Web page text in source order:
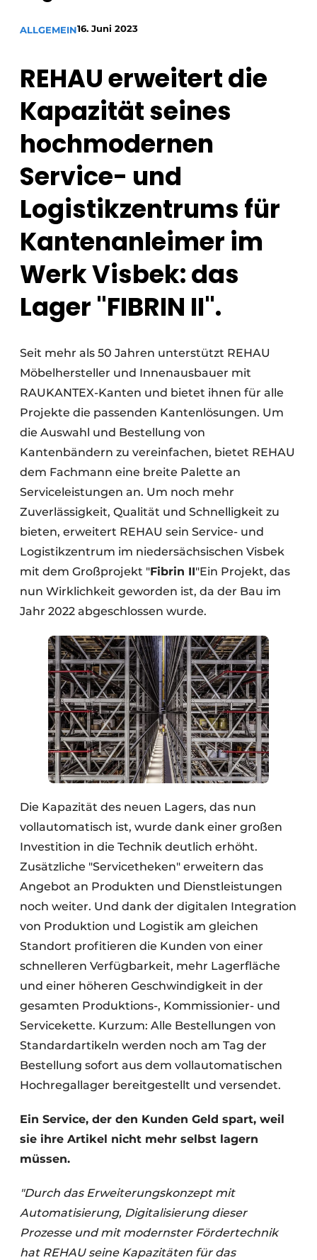
Ein Stellenangebot registrieren
Videos
Möbelbeschläge und Schränke
ALLGEMEIN16. Juni 2023
REHAU erweitert die
Kapazität seines
hochmodernen
Service- und
Logistikzentrums für
Kantenanleimer im
Werk Visbek: das
Lager "FIBRIN II".
Seit mehr als 50 Jahren unterstützt REHAU
Möbelhersteller und Innenausbauer mit
RAUKANTEX-Kanten und bietet ihnen für alle
Projekte die passenden Kantenlösungen. Um
die Auswahl und Bestellung von
Kantenbändern zu vereinfachen, bietet REHAU
dem Fachmann eine breite Palette an
Serviceleistungen an. Um noch mehr
Zuverlässigkeit, Qualität und Schnelligkeit zu
bieten, erweitert REHAU sein Service- und
Logistikzentrum im niedersächsischen Visbek
mit dem Großprojekt "Fibrin II"Ein Projekt, das
nun Wirklichkeit geworden ist, da der Bau im
Jahr 2022 abgeschlossen wurde.
Die Kapazität des neuen Lagers, das nun
vollautomatisch ist, wurde dank einer großen
Investition in die Technik deutlich erhöht.
Zusätzliche "Servicetheken" erweitern das
Angebot an Produkten und Dienstleistungen
noch weiter. Und dank der digitalen Integration
von Produktion und Logistik am gleichen
Standort profitieren die Kunden von einer
schnelleren Verfügbarkeit, mehr Lagerfläche
und einer höheren Geschwindigkeit in der
gesamten Produktions-, Kommissionier- und
Servicekette. Kurzum: Alle Bestellungen von
Standardartikeln werden noch am Tag der
Bestellung sofort aus dem vollautomatischen
Hochregallager bereitgestellt und versendet.
Ein Service, der den Kunden Geld spart, weil
sie ihre Artikel nicht mehr selbst lagern
müssen.
"Durch das Erweiterungskonzept mit
Automatisierung, Digitalisierung dieser
Prozesse und mit modernster Fördertechnik
hat REHAU seine Kapazitäten für das